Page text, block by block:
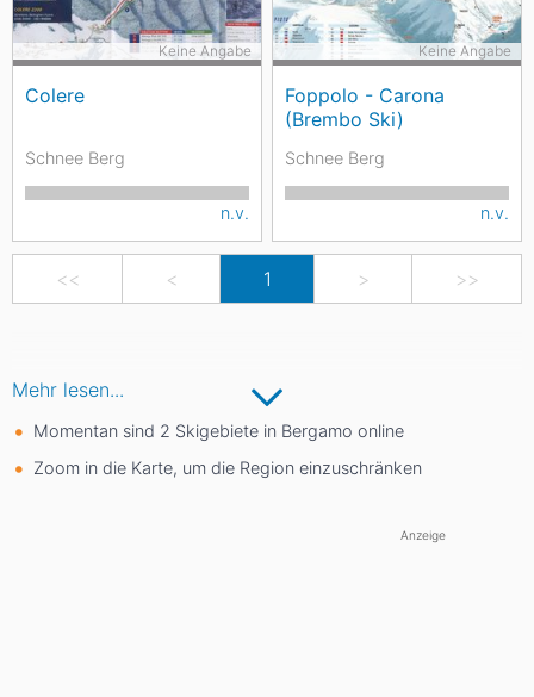
Colere
Keine Angabe
Schnee Berg
n.v.
Foppolo - Carona
(Brembo Ski)
Keine Angabe
Schnee Berg
n.v.
<< < 1 > >>
Mehr lesen...
Momentan sind 2 Skigebiete in Bergamo online
Zoom in die Karte, um die Region einzuschränken
Anzeige